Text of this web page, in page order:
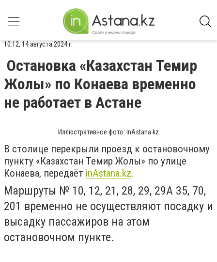
10:12, 14 августа 2024 г.
Остановка «Казахстан Темир
Жолы» по Конаева временно
не работает в Астане
Иллюстративное фото: inAstana.kz
В столице перекрыли проезд к остановочному
пункту «Казахстан Темир Жолы» по улице
Конаева, передаёт inAstana.kz.
Маршруты № 10, 12, 21, 28, 29, 29А 35, 70,
201 временно не осуществляют посадку и
высадку пассажиров на этом
остановочном пункте.